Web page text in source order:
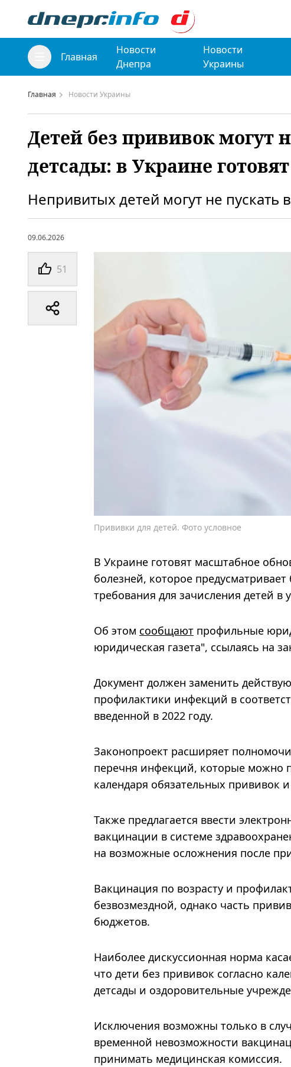
Главная
Новости
Днепра
Новости
Украины
Главная Новости Украины
Детей без прививок могут
детсады: в Украине
Непривитых детей могут не
09.06.2026
51
Прививки для детей. Фото условное
В Украине готовят масштабное
болезней, которое
требования для зачисления детей в
Об этом сообщают профильные
юридическая газета", ссылаясь на
Документ должен заменить
профилактики инфекций в
введенной в 2022 году.
Законопроект расширяет
перечня инфекций, которые можно
календаря обязательных прививок
Также предлагается ввести
вакцинации в системе
на возможные осложнения после
Вакцинация по возрасту и
безвозмездной, однако часть
бюджетов.
Наиболее дискуссионная норма
что дети без прививок согласно
детсады и оздоровительные
Исключения возможны только в
временной невозможности
принимать медицинская комиссия.